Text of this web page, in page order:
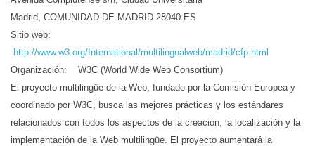
Madrid, COMUNIDAD DE MADRID 28040 ES
Sitio web:
http://www.w3.org/International/multilingualweb/madrid/cfp.html
Organización: W3C (World Wide Web Consortium)
El proyecto multilingüe de la Web, fundado por la Comisión Europea y
coordinado por W3C, busca las mejores prácticas y los estándares
relacionados con todos los aspectos de la creación, la localización y la
implementación de la Web multilingüe. El proyecto aumentará la